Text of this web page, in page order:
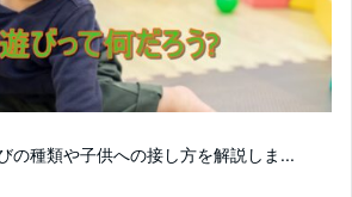
の種類や子供への接し方を解説しま...